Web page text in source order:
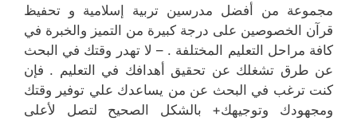
مجموعة من أفضل مدرسين تربية إسلامية و تحفيظ
قرآن الخصوصين على درجة كبيرة من التميز والخبرة في
كافة مراحل التعليم المختلفة . – لا تهدر وقتك في البحث
عن طرق تشغلك عن تحقيق أهدافك في التعليم . فإن
كنت ترغب في البحث عن من يساعدك علي توفير وقتك
ومجهودك وتوجيهك+ بالشكل الصحيح لتصل لأعلى